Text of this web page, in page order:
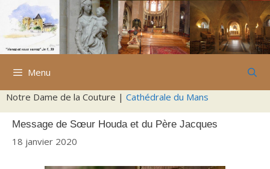
Aller
contenu
Menu
Notre Dame de la Couture | Cathédrale du Mans
Message de Sœur Houda et du Père Jacques
18 janvier 2020